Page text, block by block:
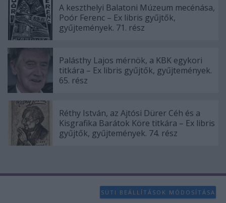
A keszthelyi Balatoni Múzeum mecénása,
Poór Ferenc – Ex libris gyűjtők,
gyűjtemények. 71. rész
Palásthy Lajos mérnök, a KBK egykori
titkára – Ex libris gyűjtők, gyűjtemények.
65. rész
Réthy István, az Ajtósi Dürer Céh és a
Kisgrafika Barátok Köre titkára – Ex libris
gyűjtők, gyűjtemények. 74. rész
SÜTI BEÁLLÍTÁSOK MÓDOSÍTÁSA